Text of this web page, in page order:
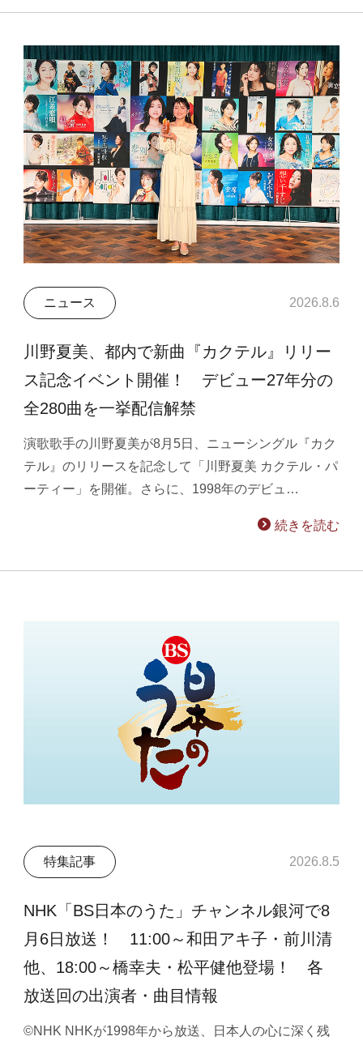
ニュース 2026.8.6
川野夏美、都内で新曲『カクテル』リリー
ス記念イベント開催！ デビュー27年分の
全280曲を一挙配信解禁
演歌歌手の川野夏美が8月5日、ニューシングル『カク
テル』のリリースを記念して「川野夏美 カクテル・パ
ーティー」を開催。さらに、1998年のデビュ…
続きを読む
特集記事 2026.8.5
NHK「BS日本のうた」チャンネル銀河で8
月6日放送！ 11:00～和田アキ子・前川清
他、18:00～橋幸夫・松平健他登場！ 各
放送回の出演者・曲目情報
©NHK NHKが1998年から放送、日本人の心に深く残